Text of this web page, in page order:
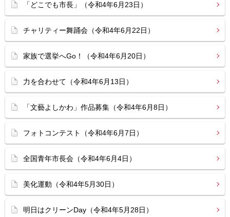
「どこでも市長」（令和4年6月23日）
チャリティー舞踊会（令和4年6月22日）
家族で選挙へGo！（令和4年6月20日）
力を合わせて（令和4年6月13日）
「文藝よしかわ」作品募集（令和4年6月8日）
フォトコンテスト（令和4年6月7日）
全国青年市長会（令和4年6月4日）
美化運動（令和4年5月30日）
明日はクリーンDay（令和4年5月28日）